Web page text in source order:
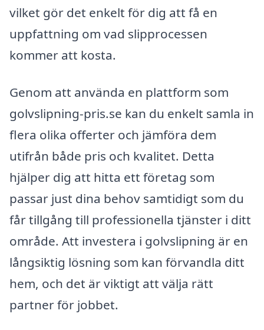
vilket gör det enkelt för dig att få en
uppfattning om vad slipprocessen
kommer att kosta.
Genom att använda en plattform som
golvslipning-pris.se kan du enkelt samla in
flera olika offerter och jämföra dem
utifrån både pris och kvalitet. Detta
hjälper dig att hitta ett företag som
passar just dina behov samtidigt som du
får tillgång till professionella tjänster i ditt
område. Att investera i golvslipning är en
långsiktig lösning som kan förvandla ditt
hem, och det är viktigt att välja rätt
partner för jobbet.